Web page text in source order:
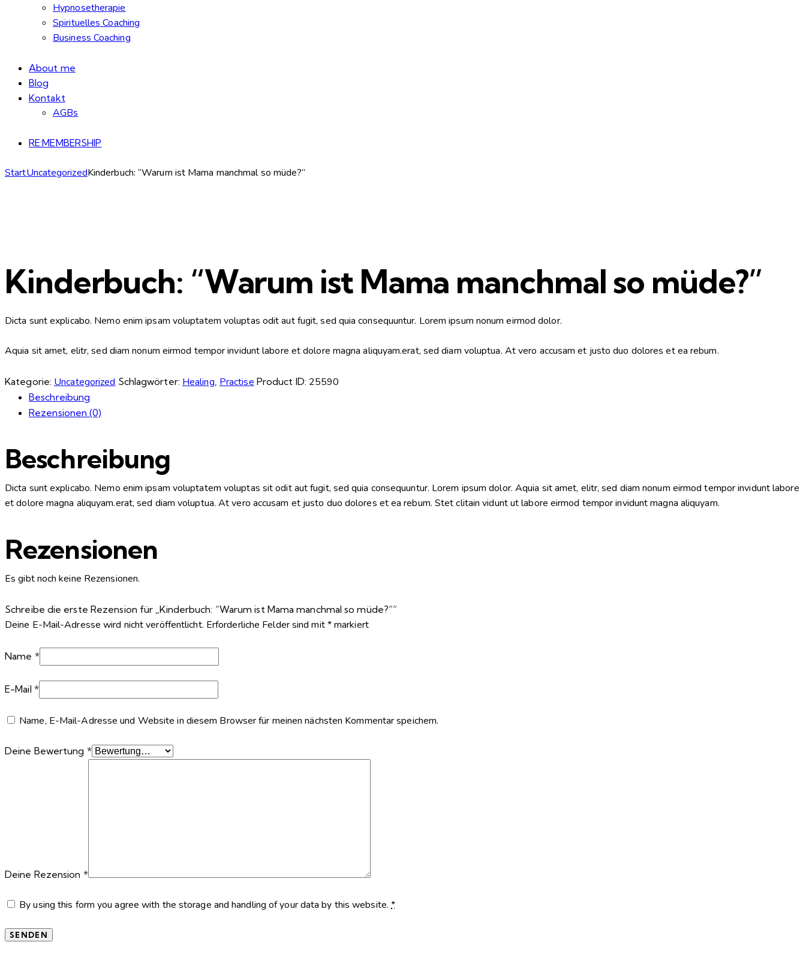
Hypnosetherapie
Spirituelles Coaching
Business Coaching
About me
Blog
Kontakt
AGBs
RE:MEMBERSHIP
StartUncategorizedKinderbuch: “Warum ist Mama manchmal so müde?”
Kinderbuch: “Warum ist Mama manchmal so müde?”
Dicta sunt explicabo. Nemo enim ipsam voluptatem voluptas odit aut fugit, sed quia consequuntur. Lorem ipsum nonum eirmod dolor.
Aquia sit amet, elitr, sed diam nonum eirmod tempor invidunt labore et dolore magna aliquyam.erat, sed diam voluptua. At vero accusam et justo duo dolores et ea rebum.
Kategorie: Uncategorized Schlagwörter: Healing Practise Product ID: 25590
Beschreibung
Rezensionen (0)
Beschreibung
Dicta sunt explicabo. Nemo enim ipsam voluptatem voluptas sit odit aut fugit, sed quia consequuntur. Lorem ipsum dolor. Aquia sit amet, elitr, sed diam nonum eirmod tempor invidunt labore
et dolore magna aliquyam.erat, sed diam voluptua. At vero accusam et justo duo dolores et ea rebum. Stet clitain vidunt ut labore eirmod tempor invidunt magna aliquyam.
Rezensionen
Es gibt noch keine Rezensionen.
Schreibe die erste Rezension für „Kinderbuch: “Warum ist Mama manchmal so müde?”“
Deine E-Mail-Adresse wird nicht veröffentlicht. Erforderliche Felder sind mit*markiert
Name *
E-Mail *
Name, E-Mail-Adresse und Website in diesem Browser für meinen nächsten Kommentar speichern.
Deine Bewertung *
Deine Rezension *
By using this form you agree with the storage and handling of your data by this website.*